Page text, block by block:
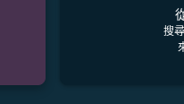
搜